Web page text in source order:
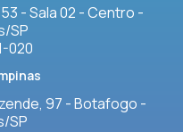
- Sala 02 - Centro -
SP
020
97 - Botafogo -
SP